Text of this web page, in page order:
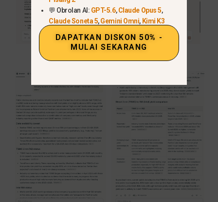
💬 Obrolan AI: GPT-5.6,Claude Opus 5,
Claude Soneta 5,Gemini Omni, Kimi K3
DAPATKAN DISKON 50% -
MULAI SEKARANG